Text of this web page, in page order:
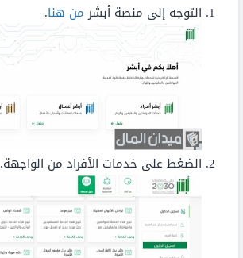
التوجه إلى منصة أبشرمن هنا.
الضغط على خدمات الأفراد من الواجهة.